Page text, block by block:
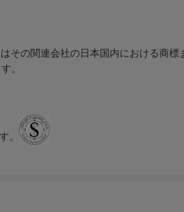
その関連会社の日本国内における商標
。
。